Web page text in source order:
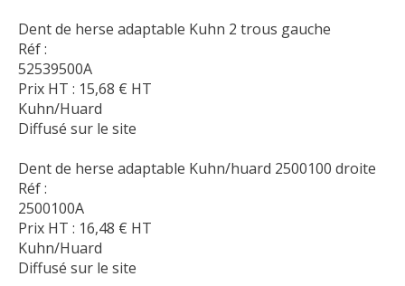
Dent de herse adaptable Kuhn 2 trous gauche
Réf :
52539500A
Prix HT : 15,68 € HT
Kuhn/Huard
Diffusé sur le site
Dent de herse adaptable Kuhn/huard 2500100 droite
Réf :
2500100A
Prix HT : 16,48 € HT
Kuhn/Huard
Diffusé sur le site